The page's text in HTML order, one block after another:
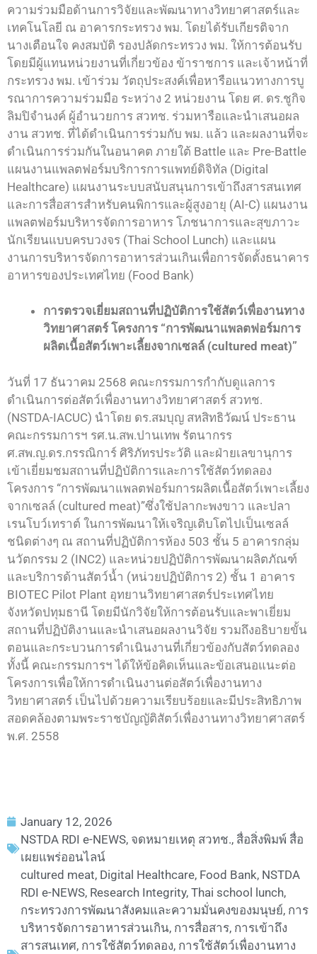
ความร่วมมือด้านการวิจัยและพัฒนาทางวิทยาศาสตร์และ
เทคโนโลยี ณ อาคารกระทรวง พม. โดยได้รับเกียรติจาก
นางเตือนใจ คงสมบัติ รองปลัดกระทรวง พม. ให้การต้อนรับ
โดยมีผู้แทนหน่วยงานที่เกี่ยวข้อง ข้าราชการ และเจ้าหน้าที่
กระทรวง พม. เข้าร่วม วัตถุประสงค์เพื่อหารือแนวทางการบู
รณาการความร่วมมือ ระหว่าง 2 หน่วยงาน โดย ศ. ดร.ชูกิจ
ลิมปิจำนงค์ ผู้อำนวยการ สวทช. ร่วมหารือและนำเสนอผล
งาน สวทช. ที่ได้ดำเนินการร่วมกับ พม. แล้ว และผลงานที่จะ
ดำเนินการร่วมกันในอนาคต ภายใต้ Battle และ Pre-Battle
แผนงานแพลตฟอร์มบริการการแพทย์ดิจิทัล (Digital
Healthcare) แผนงานระบบสนับสนุนการเข้าถึงสารสนเทศ
และการสื่อสารสำหรับคนพิการและผู้สูงอายุ (AI-C) แผนงาน
แพลตฟอร์มบริหารจัดการอาหาร โภชนาการและสุขภาวะ
นักเรียนแบบครบวงจร (Thai School Lunch) และแผน
งานการบริหารจัดการอาหารส่วนเกินเพื่อการจัดตั้งธนาคาร
อาหารของประเทศไทย (Food Bank)
การตรวจเยี่ยมสถานที่ปฏิบัติการใช้สัตว์เพื่องานทาง
วิทยาศาสตร์ โครงการ “การพัฒนาแพลตฟอร์มการ
ผลิตเนื้อสัตว์เพาะเลี้ยงจากเซลล์ (cultured meat)”
วันที่ 17 ธันวาคม 2568 คณะกรรมการกำกับดูแลการ
ดำเนินการต่อสัตว์เพื่องานทางวิทยาศาสตร์ สวทช.
(NSTDA-IACUC) นำโดย ดร.สมบุญ สหสิทธิวัฒน์ ประธาน
คณะกรรมการฯ รศ.น.สพ.ปานเทพ รัตนากรร
ศ.สพ.ญ.ดร.กรรณิการ์ ศิริภัทรประวัติ และฝ่ายเลขานุการ
เข้าเยี่ยมชมสถานที่ปฏิบัติการและการใช้สัตว์ทดลอง
โครงการ “การพัฒนาแพลตฟอร์มการผลิตเนื้อสัตว์เพาะเลี้ยง
จากเซลล์ (cultured meat)”ซึ่งใช้ปลากะพงขาว และปลา
เรนโบว์เทราต์ ในการพัฒนาให้เจริญเติบโตไปเป็นเซลล์
ชนิดต่างๆ ณ สถานที่ปฏิบัติการห้อง 503 ชั้น 5 อาคารกลุ่ม
นวัตกรรม 2 (INC2) และหน่วยปฏิบัติการพัฒนาผลิตภัณฑ์
และบริการด้านสัตว์น้ำ (หน่วยปฏิบัติการ 2) ชั้น 1 อาคาร
BIOTEC Pilot Plant อุทยานวิทยาศาสตร์ประเทศไทย
จังหวัดปทุมธานี โดยมีนักวิจัยให้การต้อนรับและพาเยี่ยม
สถานที่ปฏิบัติงานและนำเสนอผลงานวิจัย รวมถึงอธิบายขั้น
ตอนและกระบวนการดำเนินงานที่เกี่ยวข้องกับสัตว์ทดลอง
ทั้งนี้ คณะกรรมการฯ ได้ให้ข้อคิดเห็นและข้อเสนอแนะต่อ
โครงการเพื่อให้การดำเนินงานต่อสัตว์เพื่องานทาง
วิทยาศาสตร์ เป็นไปด้วยความเรียบร้อยและมีประสิทธิภาพ
สอดคล้องตามพระราชบัญญัติสัตว์เพื่องานทางวิทยาศาสตร์
พ.ศ. 2558
January 12, 2026
NSTDA RDI e-NEWS, จดหมายเหตุ สวทช., สื่อสิ่งพิมพ์ สื่อ
เผยแพร่ออนไลน์
cultured meat, Digital Healthcare, Food Bank, NSTDA
RDI e-NEWS, Research Integrity, Thai school lunch,
กระทรวงการพัฒนาสังคมและความมั่นคงของมนุษย์, การ
บริหารจัดการอาหารส่วนเกิน, การสื่อสาร, การเข้าถึง
สารสนเทศ, การใช้สัตว์ทดลอง, การใช้สัตว์เพื่องานทาง